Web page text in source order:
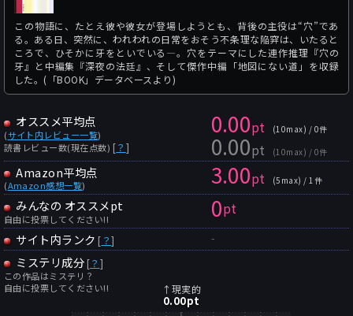
この物語に、たとえ彼や彼女が登場しようとも、背後の主役は“穴”であ
る。ある日、突然に、われわれの日常をおそう不条理な陥穽は、いたると
ころで、ひそかに牙をといでいる―。穴をテーマにした連作推理『穴の
牙』と中編集『深夜の法廷』、そして傑作中編「地図にない道」を収録
した。(「BOOK」データベースより)
オススメ平均点
(サイト内レビュー一覧)
読書レビュー数(現在点数) [？ ]
0.00pt (10max) / 0件
0.00pt (10max) / 0件
Amazon平均点
(Amazon感想一覧) 3.00pt (5max) / 1件
みんなの オススメpt
自由に投票してください!! 0pt
サイト内ランク [ ？] -
ミステリ成分 [？ ]
この作品はミステリ？
自由に投票してください!!
↑現実的
0.00pt